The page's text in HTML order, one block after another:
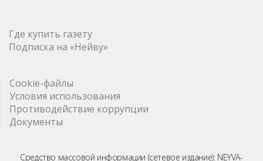
Где купить газету
Подписка на «Нейву»
Cookie-файлы
Условия использования
Противодействие коррупции
Документы
Средство массовой информации (сетевое издание): NEYVA-